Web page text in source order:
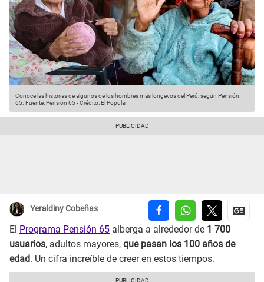
Conoce las historias de algunos de los hombres más longevos del Perú, según Pensión
65. Fuente: Pensión 65-Crédito: El Popular
Yeraldiny Cobeñas
El Programa Pensión 65 alberga a alrededor de 1 700
usuarios, adultos mayores, que pasan los 100 años de
edad. Un cifra increíble de creer en estos tiempos.